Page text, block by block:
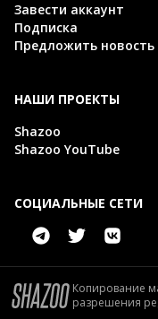
Завести аккаунт
Подписка
Предложить новость
НАШИ ПРОЕКТЫ
Shazoo
Shazoo YouTube
СОЦИАЛЬНЫЕ СЕТИ
Копирование
разрешения